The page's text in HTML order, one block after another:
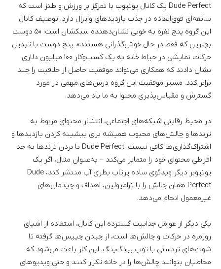
Dude Perfect یک کانال یوتیوب با تمرکز بر ورزش و طنز است که
سابقه‌ای فوق‌العاده در جذب بازدیدهای وایرال دارد. توصیف کانال
این گروه پنج نفره به خوبی نشان‌دهنده سبکشان است: «۵ دوست
بهترین که فقط در حال خوش‌گذرانی هستند». پنج دوست با تبدیل
حرکات نمایشی در حیاط خانه به یک کسب‌وکار ۱۰۰ میلیون دلاری
نشان دادند که همکاری می‌تواند موفقیت حاصل از خلاقیت را چند
برابر کند. مسیر موفقیت این گروه درس‌های مهمی در مورد
گسترش و مقیاس‌پذیری محتوا به ما یاد می‌دهد.
در محیط رقابتی شبکه‌های اجتماعی، انتشار محتوای مربوط به
ترندها و چالش‌های محبوب همیشه برای بیشینه کردن بازدیدها و
اشتراک‌گذاری‌ها کافی نیست. Dude Perfect با بردن ترندها به حد
افراطی محتوای خود را متمایز می‌کند – به‌عنوان مثال، اگر یک
یوتیوبر دیگر ویدئوی ساده پرتاب بطری آب منتشر کند، Dude
Perfect همان چالش را با ترامپولین، اهداف و چیدمان‌های
غیرمعمول انجام می‌دهد.
یکی دیگر از عوامل جذابیت گسترده این کانال، استفاده از اشیای
روزمره در حرکات و چالش‌ها است، از چیدن چیپس‌ها گرفته تا
شوت‌های تردستی با توپ پینگ‌پنگ. این کار باعث می‌شود که
مخاطبان بتوانند چالش‌ها را در خانه تکرار کنند و حتی ویدیو‌های